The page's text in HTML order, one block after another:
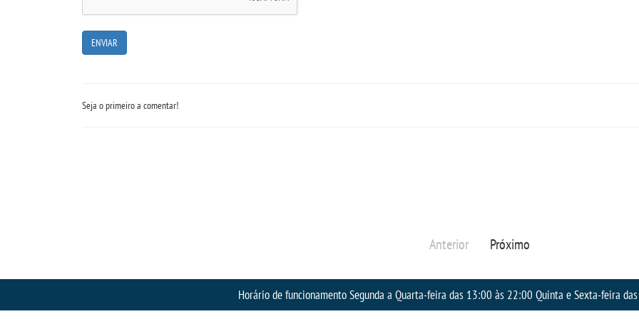
Seja o primeiro a comentar!
Anterior Próximo
Horário de funcionamento Segunda a Quarta-feira das 13:00 às 22:00 Quinta e Sexta-feira